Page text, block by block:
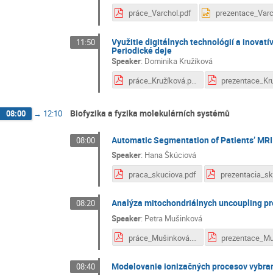
práce_Varchol.pdf
11:50 Využitie digitálnych technológií a
Periodické deje
Speaker: Dominika Kružíková
práce_Kružíková.pdf
08:00 → 12:10 Biofyzika a fyzika molekulárních systémů
08:00 Automatic Segmentation of Patients’
Speaker: Hana Škúciová
praca_skuciova.pdf
08:20 Analýza mitochondriálnych uncoupling
Speaker: Petra Mušinková
08:40 Modelovanie ionizačných procesov